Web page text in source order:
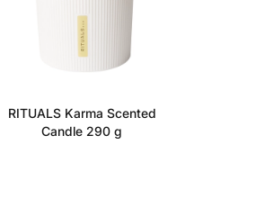
RITUALS Karma Scented
Candle 290 g